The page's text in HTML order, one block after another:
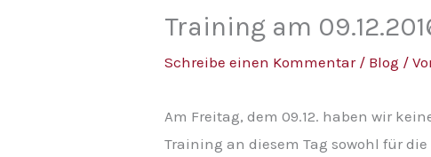
Training am
Schreibe einen Kommentar / Blog /
Am Freitag, dem 09.12. haben wir
Training an diesem Tag sowohl für